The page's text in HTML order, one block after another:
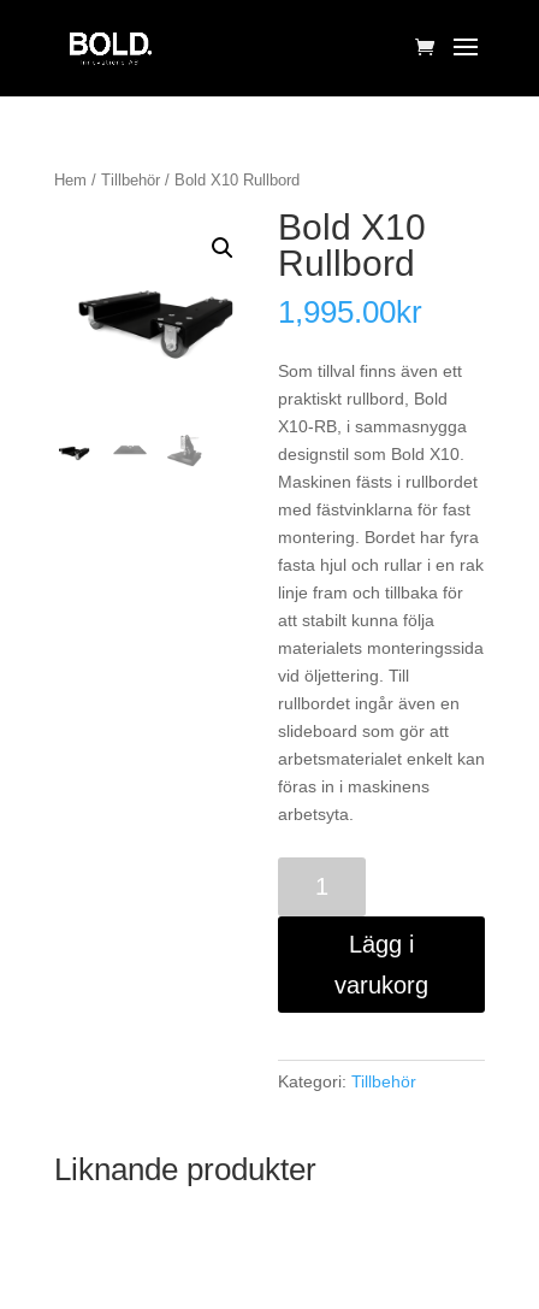
Hem / Tillbehör/ Bold X10 Rullbord
Bold X10
Rullbord
1,995.00kr
Som tillval finns även ett
praktiskt rullbord, Bold
X10-RB, i sammasnygga
designstil som Bold X10.
Maskinen fästs i rullbordet
med fästvinklarna för fast
montering. Bordet har fyra
fasta hjul och rullar i en rak
linje fram och tillbaka för
att stabilt kunna följa
materialets monteringssida
vid öljettering. Till
rullbordet ingår även en
slideboard som gör att
arbetsmaterialet enkelt kan
föras in i maskinens
arbetsyta.
Rullbord
Lägg i
varukorg
Kategori:Tillbehör
Liknande produkter